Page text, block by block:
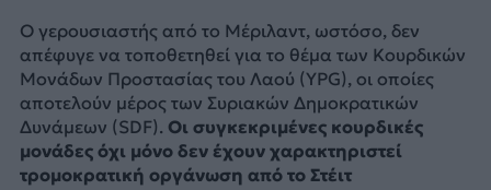
Ο γερουσιαστής από το Μέριλαντ, ωστόσο, δεν
απέφυγε να τοποθετηθεί για το θέμα των Κουρδικών
Μονάδων Προστασίας του Λαού (YPG), οι οποίες
αποτελούν μέρος των Συριακών Δημοκρατικών
Δυνάμεων (SDF). Οι συγκεκριμένες κουρδικές
μονάδες όχι μόνο δεν έχουν χαρακτηριστεί
τρομοκρατική οργάνωση από το Στέιτ